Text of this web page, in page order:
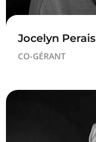
Jocelyn Perais
CO-GÉRANT